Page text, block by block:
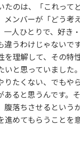
たのは、「これって
メンバーが「どう考
一人ひとりで、好き
違うわけじゃないで
を理解して、その特
いと思っていました
りたくない、でもや
あると思うんです。
腹落ちさせるという
進めてもらうことを